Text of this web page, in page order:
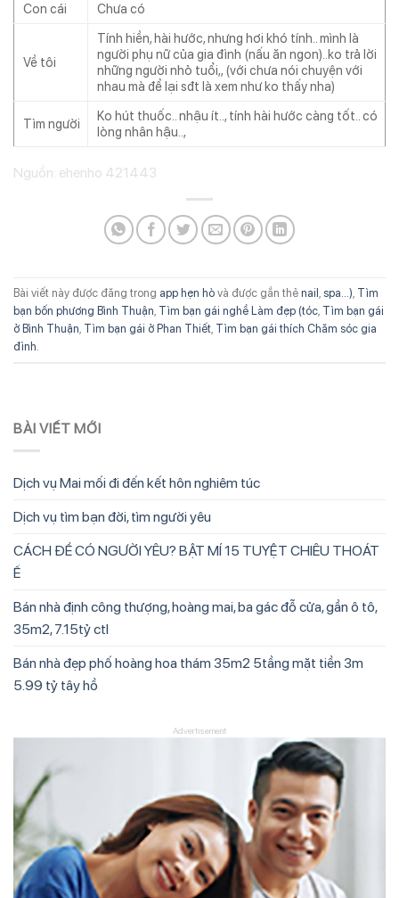
Con cái Chưa có
Về tôi
Tính hiền, hài hước, nhưng hơi khó tính.. mình là
người phụ nữ của gia đình (nấu ăn ngon)..ko trả lời
những người nhỏ tuổi,, (với chưa nói chuyện với
nhau mà để lại sđt là xem như ko thấy nha)
Tìm người
Ko hút thuốc.. nhậu ít.., tính hài hước càng tốt.. có
lòng nhân hậu..,
Nguồn: ehenho 421443
Bài viết này được đăng trong app hẹn hò và được gắn thẻ nail spa...) Tìm
bạn bốn phương Bình Thuận Tìm bạn gái nghề Làm đẹp (tóc Tìm bạn gái
ở Bình Thuận Tìm bạn gái ở Phan Thiết Tìm bạn gái thích Chăm sóc gia
đình
BÀI VIẾT MỚI
Dịch vụ Mai mối đi đến kết hôn nghiêm túc
Dịch vụ tìm bạn đời, tìm người yêu
CÁCH ĐỂ CÓ NGƯỜI YÊU? BẬT MÍ 15 TUYỆT CHIÊU THOÁT
Ế
Bán nhà định công thượng, hoàng mai, ba gác đỗ cửa, gần ô tô,
35m2, 7.15tỷ ctl
Bán nhà đẹp phố hoàng hoa thám 35m2 5tầng mặt tiền 3m
5.99 tỷ tây hồ
Advertisement